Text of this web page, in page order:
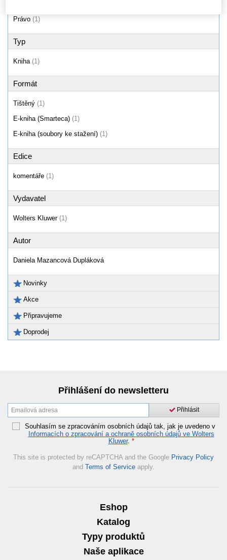
Právo (1)
Typ
Kniha (1)
Formát
Tištěný (1)
E-kniha (Smarteca) (1)
E-kniha (soubory ke stažení) (1)
Edice
komentáře (1)
Vydavatel
Wolters Kluwer (1)
Autor
Daniela Mazancová Dupláková
Novinky
Akce
Připravujeme
Doprodej
Přihlášení do newsletteru
Přihlásit
Souhlasím se zpracováním osobních údajů tak, jak je uvedeno v
Informacích o zpracování a ochraně osobních údajů ve Wolters
Kluwer. *
This site is protected by reCAPTCHA and the Google Privacy Policy
and Terms of Service apply.
Eshop
Katalog
Typy produktů
Naše aplikace